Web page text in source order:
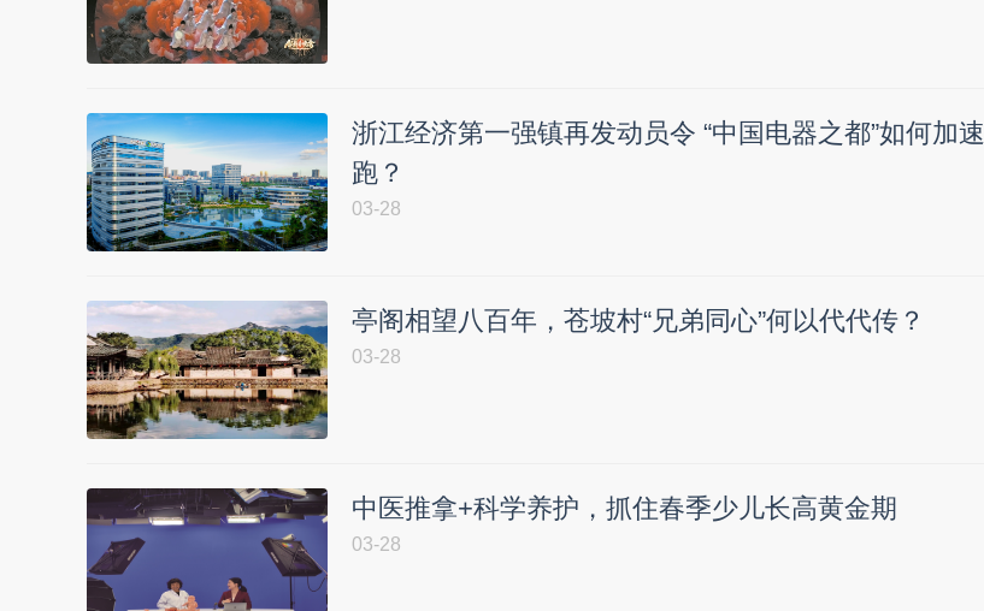
浙江经济第一强镇再发动员令 “中国电器之都”如何加速
跑？
03-28
亭阁相望八百年，苍坡村“兄弟同心”何以代代传？
03-28
中医推拿+科学养护，抓住春季少儿长高黄金期
03-28